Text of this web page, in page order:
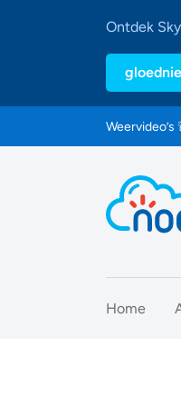
Ontdek
Weervideo’s
Home